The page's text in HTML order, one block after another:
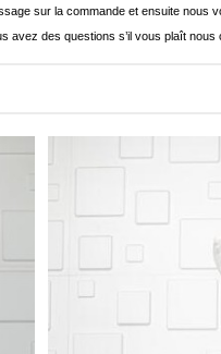
sur la commande et ensuite nous
des questions s’il vous plaît nous